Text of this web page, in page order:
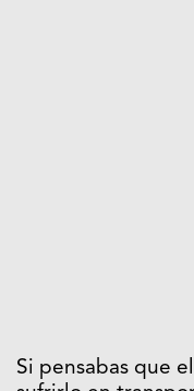
Si pensabas que